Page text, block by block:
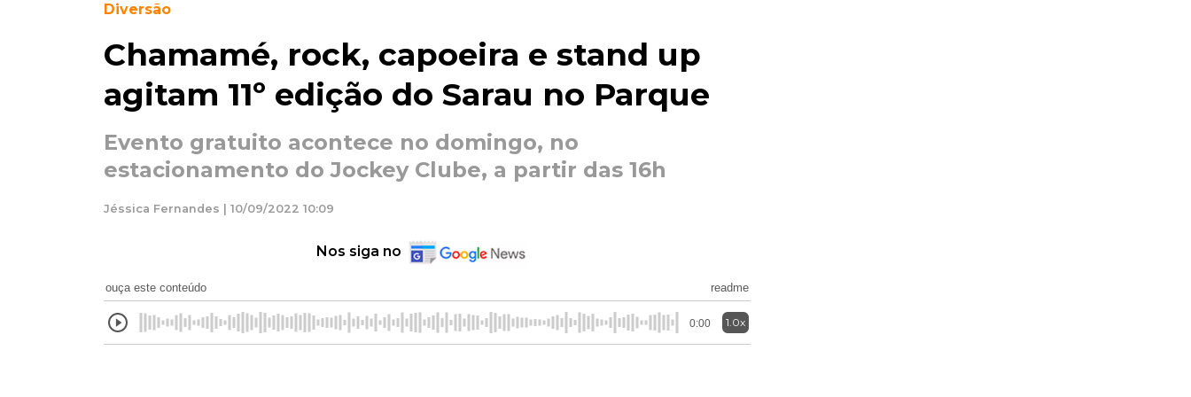
Diversão
Chamamé, rock, capoeira e stand up
agitam 11º edição do Sarau no Parque
Evento gratuito acontece no domingo, no
estacionamento do Jockey Clube, a partir das 16h
Jéssica Fernandes | 10/09/2022 10:09
Nos siga no
ouça este conteúdo readme
0:00 1.0x